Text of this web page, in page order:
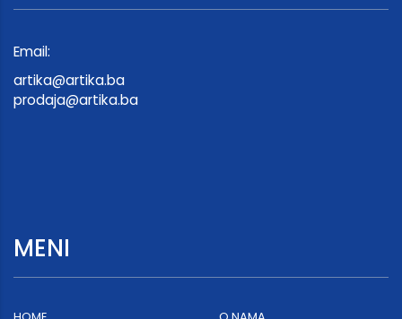
Email:
artika@artika.ba
prodaja@artika.ba
MENI